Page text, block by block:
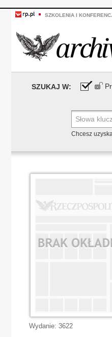
SZKOLENIA I
SZUKAJ W:
Chcesz
Wydanie: 3622